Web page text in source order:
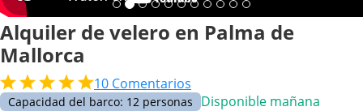
Alquiler de velero en Palma de
Mallorca
10 Comentarios
Capacidad del barco: 12 personas Disponible mañana